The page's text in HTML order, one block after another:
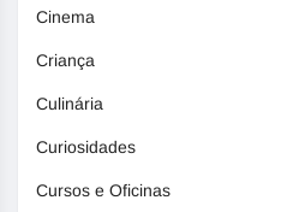
Cinema
Criança
Culinária
Curiosidades
Cursos e Oficinas